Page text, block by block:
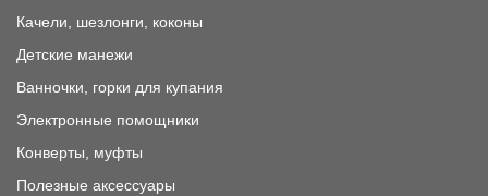
Качели, шезлонги, коконы
Детские манежи
Ванночки, горки для купания
Электронные помощники
Конверты, муфты
Полезные аксессуары